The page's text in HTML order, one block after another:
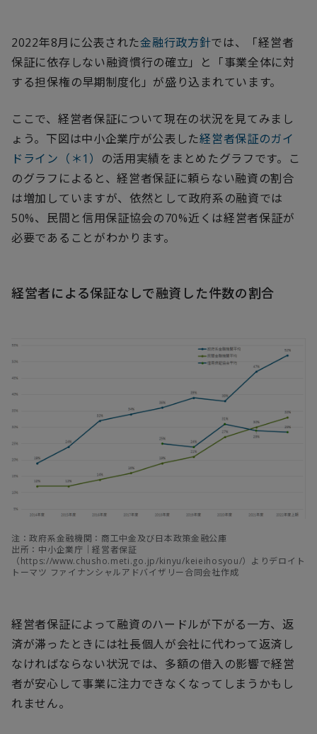
2022年8月に公表された金融行政方針では、「経営者
保証に依存しない融資慣行の確立」と「事業全体に対
する担保権の早期制度化」が盛り込まれています。
ここで、経営者保証について現在の状況を見てみまし
ょう。下図は中小企業庁が公表した経営者保証のガイ
ドライン（＊1）
の活用実績をまとめたグラフです。こ
のグラフによると、経営者保証に頼らない融資の割合
は増加していますが、依然として政府系の融資では
50%、民間と信用保証協会の70%近くは経営者保証が
必要であることがわかります。
経営者による保証なしで融資した件数の割合
注：政府系金融機関：商工中金及び日本政策金融公庫
出所：中小企業庁｜経営者保証
（https://www.chusho.meti.go.jp/kinyu/keieihosyou/）よりデロイト
トーマツ ファイナンシャルアドバイザリー合同会社作成
経営者保証によって融資のハードルが下がる一方、返
済が滞ったときには社長個人が会社に代わって返済し
なければならない状況では、多額の借入の影響で経営
者が安心して事業に注力できなくなってしまうかもし
れません。